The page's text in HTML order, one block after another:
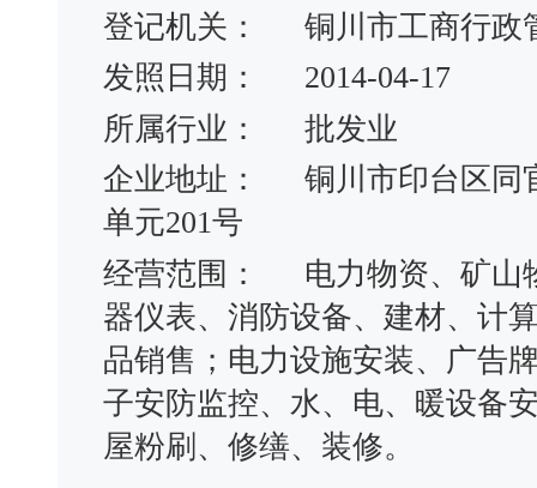
登记机关：
铜川市工商行政
发照日期：
2014-04-17
所属行业：
批发业
企业地址：
铜川市印台区同
单元201号
经营范围：
电力物资、矿山
器仪表、消防设备、建材、计
品销售；电力设施安装、广告
子安防监控、水、电、暖设备
屋粉刷、修缮、装修。